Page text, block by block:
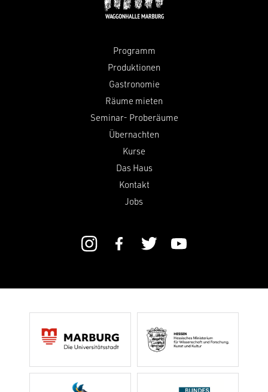
Programm
Produktionen
Gastronomie
Räume mieten
Seminar- Proberäume
Übernachten
Kurse
Das Haus
Kontakt
Jobs